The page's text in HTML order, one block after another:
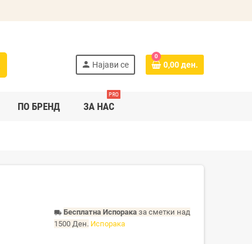
person Најави се
0
0,00 ден.
ПО БРЕНД ЗА НАС
PRO
local_shipping Бесплатна Испораказа сметки над
1500 Ден. Испорака